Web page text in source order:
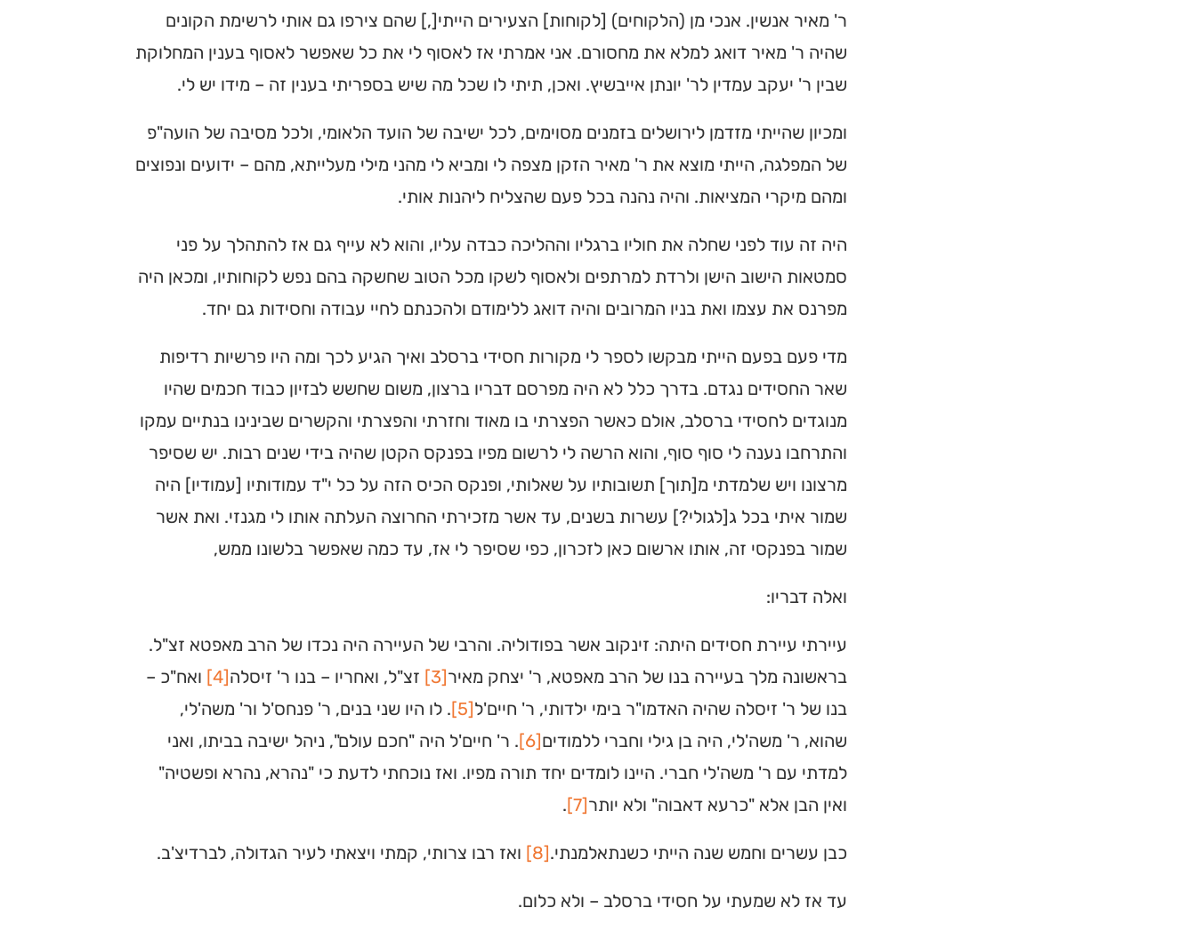
ר' מאיר אנשין. אנכי מן (הלקוחים) [לקוחות] הצעירים הייתי[,] שהם צירפו גם אותי לרשימת הקונים
שהיה ר' מאיר דואג למלא את מחסורם. אני אמרתי אז לאסוף לי את כל שאפשר לאסוף בענין המחלוקת
שבין ר' יעקב עמדין לר' יונתן אייבשיץ. ואכן, תיתי לו שכל מה שיש בספריתי בענין זה – מידו יש לי.
ומכיון שהייתי מזדמן לירושלים בזמנים מסוימים, לכל ישיבה של הועד הלאומי, ולכל מסיבה של הועה"פ
של המפלגה, הייתי מוצא את ר' מאיר הזקן מצפה לי ומביא לי מהני מילי מעלייתא, מהם – ידועים ונפוצים
ומהם מיקרי המציאות. והיה נהנה בכל פעם שהצליח ליהנות אותי.
היה זה עוד לפני שחלה את חוליו ברגליו וההליכה כבדה עליו, והוא לא עייף גם אז להתהלך על פני
סמטאות הישוב הישן ולרדת למרתפים ולאסוף לשקו מכל הטוב שחשקה בהם נפש לקוחותיו, ומכאן היה
מפרנס את עצמו ואת בניו המרובים והיה דואג ללימודם ולהכנתם לחיי עבודה וחסידות גם יחד.
מדי פעם בפעם הייתי מבקשו לספר לי מקורות חסידי ברסלב ואיך הגיע לכך ומה היו פרשיות רדיפות
שאר החסידים נגדם. בדרך כלל לא היה מפרסם דבריו ברצון, משום שחשש לבזיון כבוד חכמים שהיו
מנוגדים לחסידי ברסלב, אולם כאשר הפצרתי בו מאוד וחזרתי והפצרתי והקשרים שבינינו בנתיים עמקו
והתרחבו נענה לי סוף סוף, והוא הרשה לי לרשום מפיו בפנקס הקטן שהיה בידי שנים רבות. יש שסיפר
מרצונו ויש שלמדתי מ[תוך] תשובותיו על שאלותי, ופנקס הכיס הזה על כל י"ד עמודותיו [עמודיו] היה
שמור איתי בכל ג[לגולי?] עשרות בשנים, עד אשר מזכירתי החרוצה העלתה אותו לי מגנזי. ואת אשר
שמור בפנקסי זה, אותו ארשום כאן לזכרון, כפי שסיפר לי אז, עד כמה שאפשר בלשונו ממש,
ואלה דבריו:
עיירתי עיירת חסידים היתה: זינקוב אשר בפודוליה. והרבי של העיירה היה נכדו של הרב מאפטא זצ"ל.
בראשונה מלך בעיירה בנו של הרב מאפטא, ר' יצחק מאיר[3] זצ"ל, ואחריו – בנו ר' זיסלה[4]
ואח"כ –
בנו של ר' זיסלה שהיה האדמו"ר בימי ילדותי, ר' חיים'ל[5]
. לו היו שני בנים, ר' פנחס'ל ור' משה'לי,
שהוא, ר' משה'לי, היה בן גילי וחברי ללמודים[6]
. ר' חיים'ל היה "חכם עולם", ניהל ישיבה בביתו, ואני
למדתי עם ר' משה'לי חברי. היינו לומדים יחד תורה מפיו. ואז נוכחתי לדעת כי "נהרא, נהרא ופשטיה"
ואין הבן אלא "כרעא דאבוה" ולא יותר[7]
.
כבן עשרים וחמש שנה הייתי כשנתאלמנתי.[8] ואז רבו צרותי, קמתי ויצאתי לעיר הגדולה, לברדיצ'ב.
עד אז לא שמעתי על חסידי ברסלב – ולא כלום.
מחפשים בית כנסת או
מוסד ברסלב?
ברסלב בארץ ובעולם! מצאו זמני תפילות, שיעורי